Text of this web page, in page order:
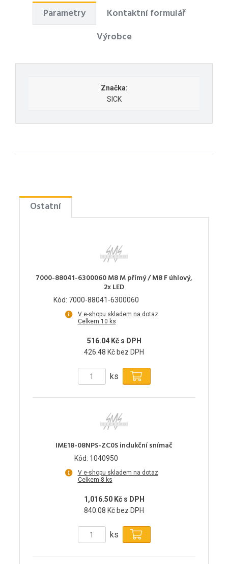
Parametry
Kontaktní formulář
Výrobce
Značka:
SICK
Ostatní
7000-88041-6300060 M8 M přímý / M8 F úhlový,
2x LED
Kód: 7000-88041-6300060
V e-shopu skladem na dotaz
Celkem 10 ks
516.04 Kč s DPH
426.48 Kč bez DPH
ks
IME18-08NPS-ZC0S indukční snímač
Kód: 1040950
V e-shopu skladem na dotaz
Celkem 8 ks
1,016.50 Kč s DPH
840.08 Kč bez DPH
ks